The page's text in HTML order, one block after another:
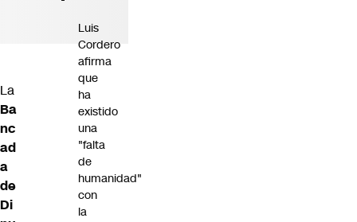
La
Ba
nc
ad
a
de
Di
Luis
Cordero
afirma
que
ha
existido
una
"falta
de
humanidad"
con
la